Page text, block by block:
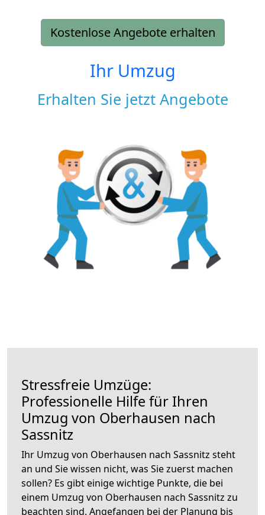
Kostenlose Angebote erhalten
Ihr Umzug
Erhalten Sie jetzt Angebote
Stressfreie Umzüge:
Professionelle Hilfe für Ihren
Umzug von Oberhausen nach
Sassnitz
Ihr Umzug von Oberhausen nach Sassnitz steht
an und Sie wissen nicht, was Sie zuerst machen
sollen? Es gibt einige wichtige Punkte, die bei
einem Umzug von Oberhausen nach Sassnitz zu
beachten sind. Angefangen bei der Planung bis